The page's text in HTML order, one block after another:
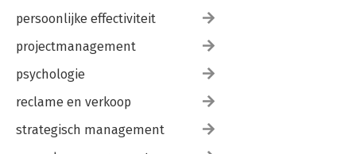
persoonlijke effectiviteit
projectmanagement
psychologie
reclame en verkoop
strategisch management